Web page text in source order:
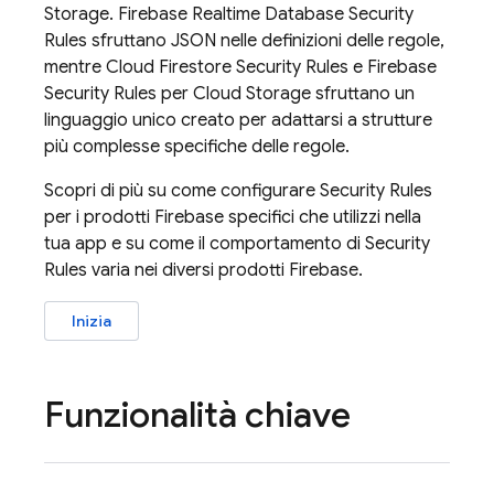
Storage. Firebase Realtime Database Security
Rules sfruttano JSON nelle definizioni delle regole,
mentre Cloud Firestore Security Rules e Firebase
Security Rules per Cloud Storage sfruttano un
linguaggio unico creato per adattarsi a strutture
più complesse specifiche delle regole.
Scopri di più su come configurare Security Rules
per i prodotti Firebase specifici che utilizzi nella
tua app e su come il comportamento di Security
Rules varia nei diversi prodotti Firebase.
Inizia
Funzionalità chiave